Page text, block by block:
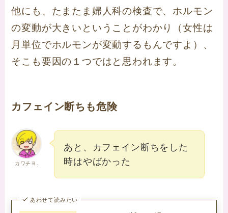
他にも、たまたま婦人科の検査で、ホルモン
の変動が大きいということがわかり（女性は
月単位でホルモンが変動するもんですよ）、
そこも要因の１つではと思われます。
カフェイン断ちも危険
カワチヨ.
あと、カフェイン断ちをした
時はやばかった
あわせて読みたい